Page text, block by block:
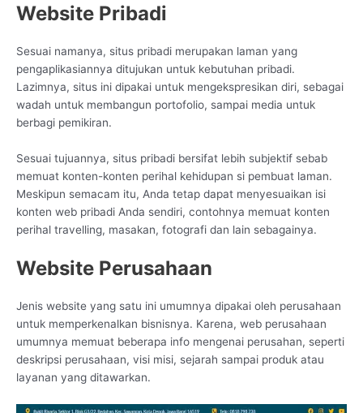
Website Pribadi
Sesuai namanya, situs pribadi merupakan laman yang
pengaplikasiannya ditujukan untuk kebutuhan pribadi.
Lazimnya, situs ini dipakai untuk mengekspresikan diri, sebagai
wadah untuk membangun portofolio, sampai media untuk
berbagi pemikiran.
Sesuai tujuannya, situs pribadi bersifat lebih subjektif sebab
memuat konten-konten perihal kehidupan si pembuat laman.
Meskipun semacam itu, Anda tetap dapat menyesuaikan isi
konten web pribadi Anda sendiri, contohnya memuat konten
perihal travelling, masakan, fotografi dan lain sebagainya.
Website Perusahaan
Jenis website yang satu ini umumnya dipakai oleh perusahaan
untuk memperkenalkan bisnisnya. Karena, web perusahaan
umumnya memuat beberapa info mengenai perusahan, seperti
deskripsi perusahaan, visi misi, sejarah sampai produk atau
layanan yang ditawarkan.